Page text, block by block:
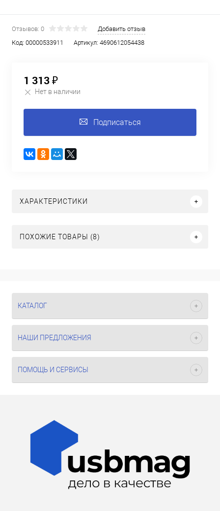
Отзывов: 0
Добавить отзыв
Код: 00000533911 Артикул: 4690612054438
1 313 ₽
Нет в наличии
Подписаться
ХАРАКТЕРИСТИКИ
ПОХОЖИЕ ТОВАРЫ (8)
КАТАЛОГ
НАШИ ПРЕДЛОЖЕНИЯ
ПОМОЩЬ И СЕРВИСЫ